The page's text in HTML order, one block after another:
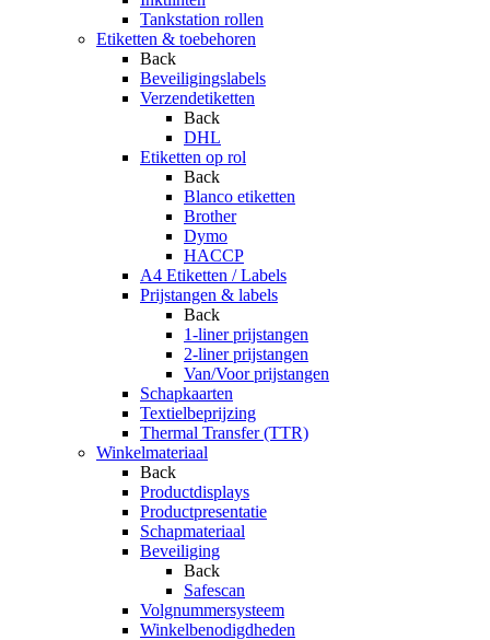
Tankstation rollen
Etiketten & toebehoren
Back
Beveiligingslabels
Verzendetiketten
Back
DHL
Etiketten op rol
Back
Blanco etiketten
Brother
Dymo
HACCP
A4 Etiketten / Labels
Prijstangen & labels
Back
1-liner prijstangen
2-liner prijstangen
Van/Voor prijstangen
Schapkaarten
Textielbeprijzing
Thermal Transfer (TTR)
Winkelmateriaal
Back
Productdisplays
Productpresentatie
Schapmateriaal
Beveiliging
Back
Safescan
Volgnummersysteem
Winkelbenodigdheden